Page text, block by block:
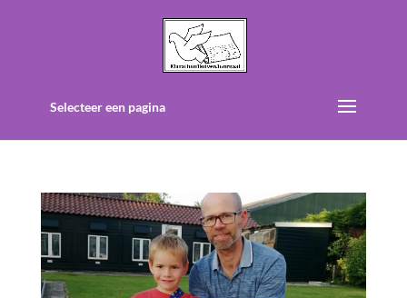
Selecteer een pagina